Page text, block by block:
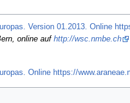
Version 01.2013. Online
online auf http://wsc.nmbe.ch
Online https://